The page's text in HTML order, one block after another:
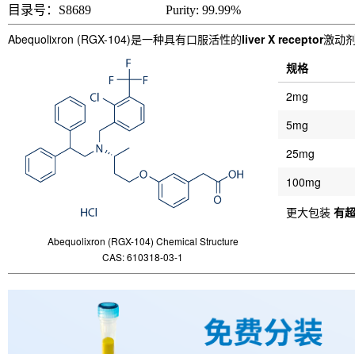
目录号：S8689 Purity: 99.99%
Abequolixron (RGX-104)是一种具有口服活性的liver X receptor激动
Abequolixron (RGX-104) Chemical Structure
CAS: 610318-03-1
规格
2mg
5mg
25mg
100mg
更大包装 有